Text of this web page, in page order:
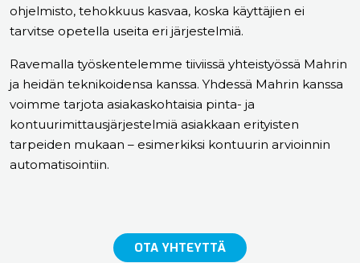
ohjelmisto, tehokkuus kasvaa, koska käyttäjien ei
tarvitse opetella useita eri järjestelmiä.
Ravemalla työskentelemme tiiviissä yhteistyössä Mahrin
ja heidän teknikoidensa kanssa. Yhdessä Mahrin kanssa
voimme tarjota asiakaskohtaisia pinta- ja
kontuurimittausjärjestelmiä asiakkaan erityisten
tarpeiden mukaan – esimerkiksi kontuurin arvioinnin
automatisointiin.
OTA YHTEYTTÄ